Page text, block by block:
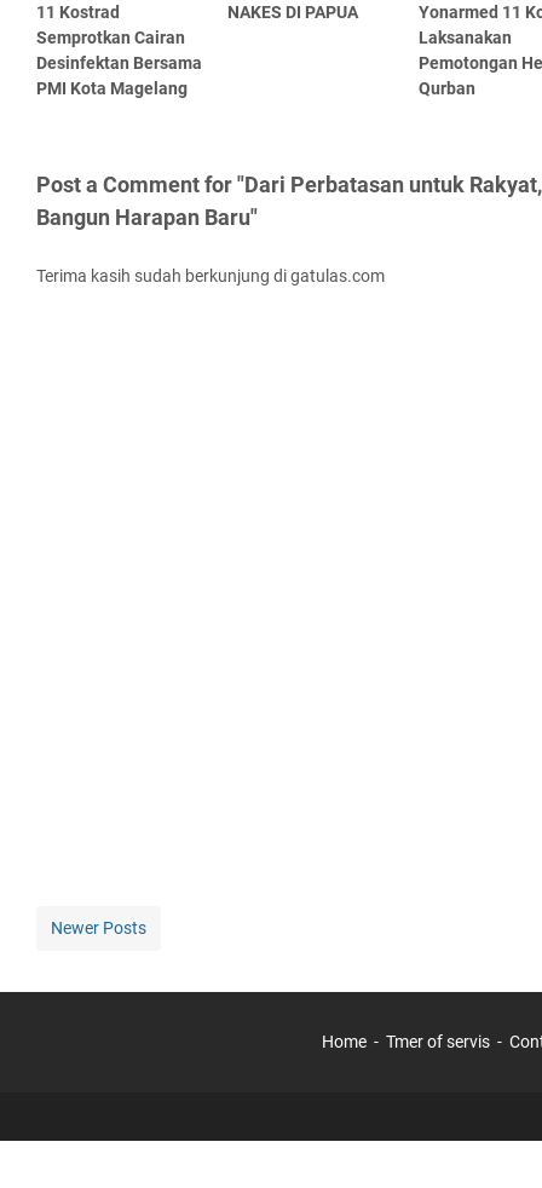
11 Kostrad
Semprotkan Cairan
Desinfektan Bersama
PMI Kota Magelang
NAKES DI PAPUA
Yonarmed 11
Laksanakan
Pemotongan
Qurban
Post a Comment for "Dari Perbatasan untuk
Bangun Harapan Baru"
Terima kasih sudah berkunjung di gatulas.com
Newer Posts
Home Tmer of servis